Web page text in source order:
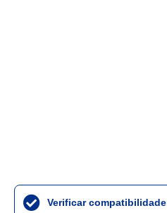
Verificar compatibilidade